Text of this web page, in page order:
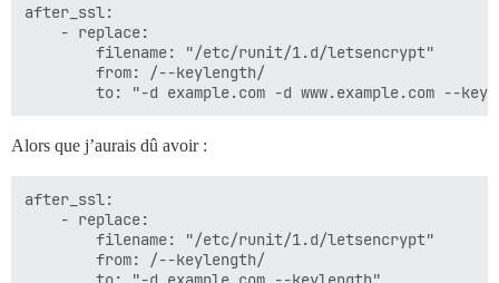
after_ssl:
    - replace:
        filename: "/etc/runit/1.d/letsencrypt"
        from: /--keylength/
Alors que j’aurais dû avoir :
after_ssl:
    - replace:
        filename: "/etc/runit/1.d/letsencrypt"
        from: /--keylength/